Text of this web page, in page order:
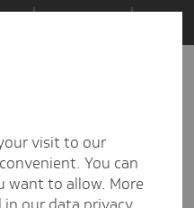
den
Kommentaren
visit to our
You can
want to allow. More